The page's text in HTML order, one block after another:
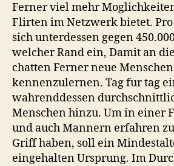
Ferner viel mehr
Flirten im Netzwerk bietet.
sich unterdessen gegen
welcher Rand ein, Damit an
chatten Ferner neue Menschen
kennenzulernen. Tag fur tag
wahrenddessen
Menschen hinzu. Um in einer
und auch Mannern erfahren
Griff haben, soll ein
eingehalten Ursprung. Im